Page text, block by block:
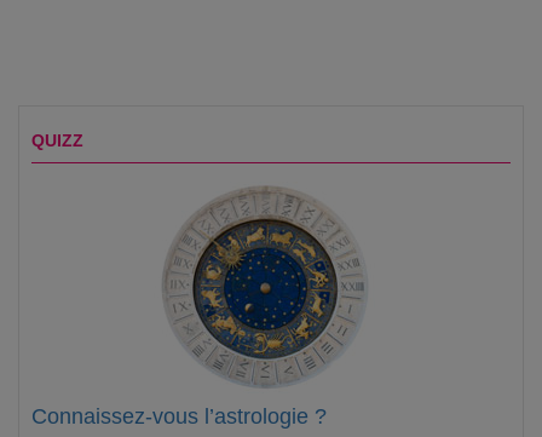
QUIZZ
Connaissez-vous l’astrologie ?